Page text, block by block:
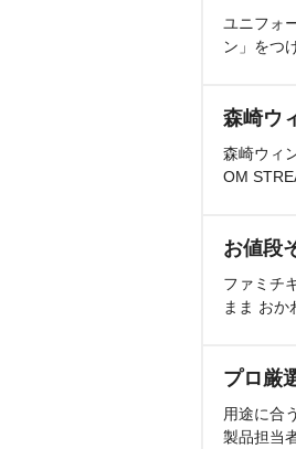
ユニフォ
ン」をつ
森崎ウ
森崎ウィ
OM
お値段
ファミチ
まま おか
プロ厳
用途に合
製品担当